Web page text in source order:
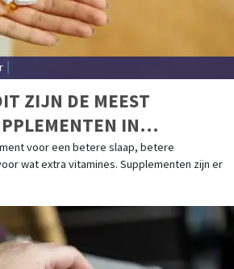
ZIJN DE MEEST
IN
voor een betere slaap, betere
wat extra vitamines. Supplementen zijn er